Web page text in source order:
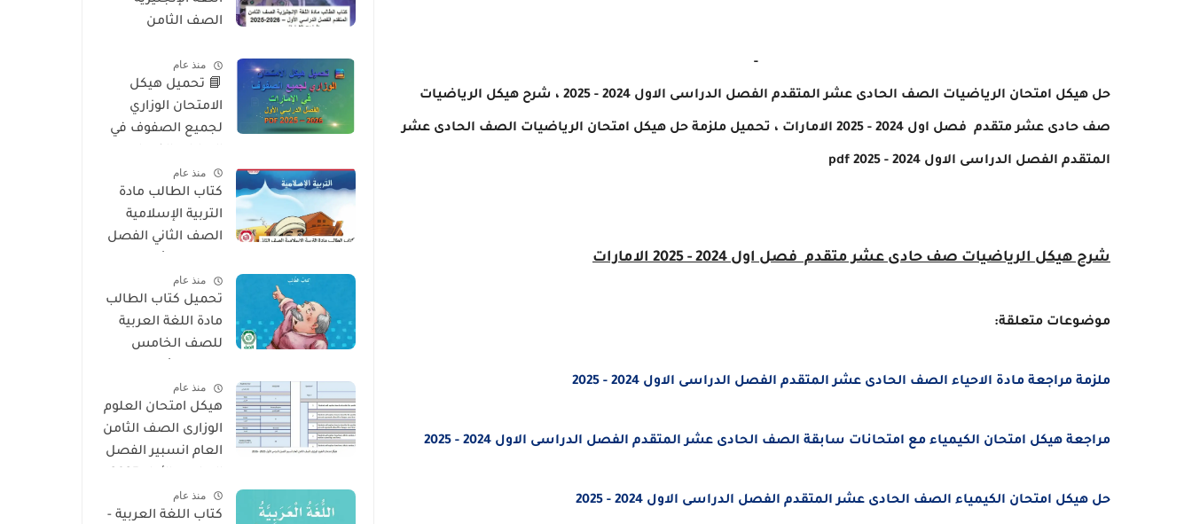
-
حل هيكل امتحان الرياضيات الصف الحادى عشر المتقدم الفصل الدراسى الاول 2024 - 2025 ، شرح هيكل الرياضيات
صف حادى عشر متقدم فصل اول 2024 - 2025 الامارات ، تحميل ملزمة حل هيكل امتحان الرياضيات الصف الحادى عشر
المتقدم الفصل الدراسى الاول 2024 - 2025 pdf
شرح هيكل الرياضيات صف حادى عشر متقدم فصل اول 2024 - 2025 الامارات
موضوعات متعلقة:
ملزمة مراجعة مادة الاحياء الصف الحادى عشر المتقدم الفصل الدراسى الاول 2024 - 2025
مراجعة هيكل امتحان الكيمياء مع امتحانات سابقة الصف الحادى عشر المتقدم الفصل الدراسى الاول 2024 - 2025
حل هيكل امتحان الكيمياء الصف الحادى عشر المتقدم الفصل الدراسى الاول 2024 - 2025
الصف الثامن
2026 – المنهج
الإماراتي
منذ عام
📘 تحميل هيكل
الامتحان الوزاري
لجميع الصفوف في
2026 PDF
منذ عام
كتاب الطالب مادة
التربية الإسلامية
الصف الثاني الفصل
2026 منهج الاماراتمنذ عام
تحميل كتاب الطالب
مادة اللغة العربية
للصف الخامس
2026 منهج الإماراتمنذ عام
هيكل امتحان العلوم
الوزارى الصف الثامن
العام انسبير الفصل
2026منذ عام
كتاب اللغة العربية -